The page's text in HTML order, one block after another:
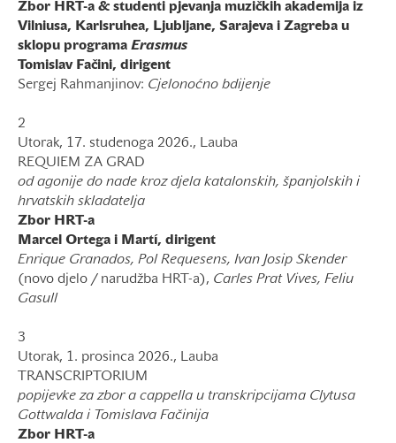
Zbor HRT-a & studenti pjevanja muzičkih akademija iz
Vilniusa, Karlsruhea, Ljubljane, Sarajeva i Zagreba u
sklopu programa Erasmus
Tomislav Fačini, dirigent
Sergej Rahmanjinov: Cjelonoćno bdijenje
2
Utorak, 17. studenoga 2026., Lauba
REQUIEM ZA GRAD
od agonije do nade kroz djela katalonskih, španjolskih i
hrvatskih skladatelja
Zbor HRT-a
Marcel Ortega i Martí, dirigent
Enrique Granados, Pol Requesens, Ivan Josip Skender
(novo djelo / narudžba HRT-a), Carles Prat Vives, Feliu
Gasull
3
Utorak, 1. prosinca 2026., Lauba
TRANSCRIPTORIUM
popijevke za zbor a cappella u transkripcijama Clytusa
Gottwalda i Tomislava Fačinija
Zbor HRT-a